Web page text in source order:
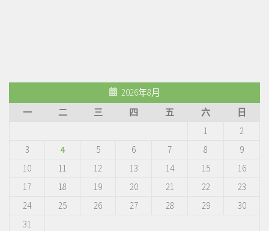
2026年8月
一
二 三 四 五 六 日
1
2
3
4 5 6 7 8
9
10
11 12 13 14 15
16
17
18 19 20 21 22
23
24
25 26 27 28 29
30
31